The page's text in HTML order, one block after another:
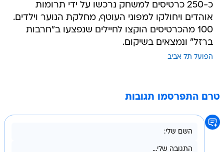
כ-250 כרטיסים למשחק נרכשו על ידי תרומות
אוהדים ויחולקו למפוני העוטף, מחלקת הנוער וילדים.
100 מהכרטיסים הוקצו לחיילים שנפצעו ב"חרבות
ברזל" ונמצאים בשיקום.
הפועל תל אביב
טרם התפרסמו תגובות